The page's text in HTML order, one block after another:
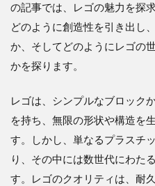
の記事では、レゴの魅力を探
どのように創造性を引き出し
か、そしてどのようにレゴの
かを探ります。
レゴは、シンプルなブロック
を持ち、無限の形状や構造を
す。しかし、単なるプラスチ
り、その中には数世代にわた
す。レゴのクオリティは、耐